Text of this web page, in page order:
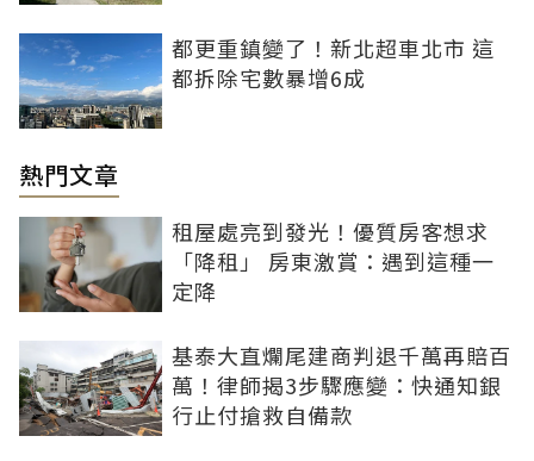
都更重鎮變了！新北超車北市 這
都拆除宅數暴增6成
熱門文章
租屋處亮到發光！優質房客想求
「降租」 房東激賞：遇到這種一
定降
基泰大直爛尾建商判退千萬再賠百
萬！律師揭3步驟應變：快通知銀
行止付搶救自備款